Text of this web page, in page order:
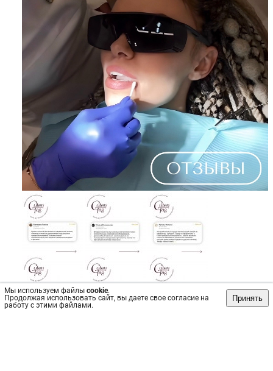
Мы используем файлы cookie.
Продолжая использовать сайт, вы даете свое согласие на
работу с этими файлами.
Принять